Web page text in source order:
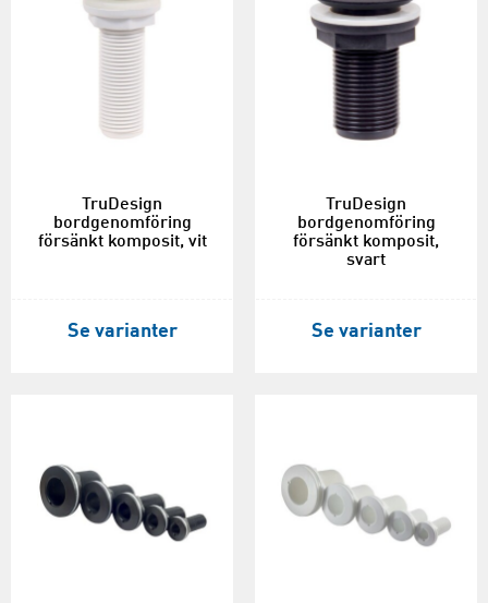
TruDesign
bordgenomföring
försänkt komposit, vit
Se varianter
TruDesign
bordgenomföring
försänkt komposit,
svart
Se varianter